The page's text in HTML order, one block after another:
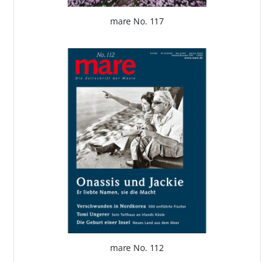
mare No. 117
mare No. 112